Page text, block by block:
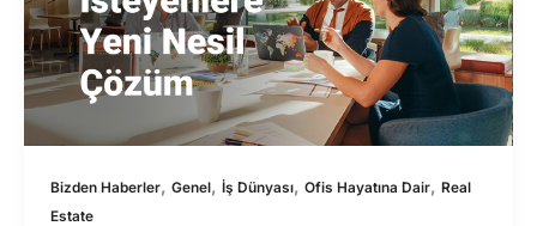
Bizden Haberler, Genel, İş Dünyası, Ofis Hayatına Dair, Real
Estate